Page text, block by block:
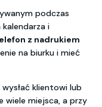
podczas
i
z nadrukiem
na biurku i mieć
klientowi lub
wiele miejsca, a przy